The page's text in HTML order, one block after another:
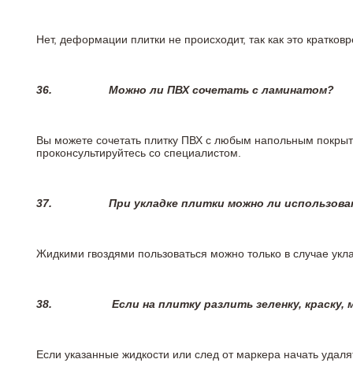
Нет, деформации плитки не происходит, так как это
36. Можно ли ПВХ сочетать с ламинатом?
Вы можете сочетать плитку ПВХ с любым напольным
проконсультируйтесь со специалистом.
37. При укладке плитки можно ли
Жидкими гвоздями пользоваться можно только в случае
38. Если на плитку разлить зеленку,
Если указанные жидкости или след от маркера начать